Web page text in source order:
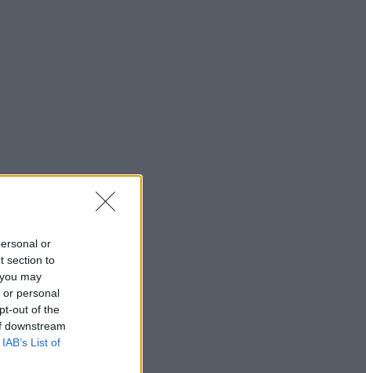
or
section to
may
or personal
out of the
downstream
IAB’s List of